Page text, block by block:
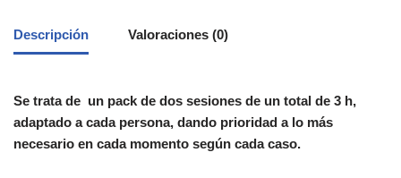
Descripción Valoraciones (0)
Se trata de un pack de dos sesiones de un total de 3 h,
adaptado a cada persona, dando prioridad a lo más
necesario en cada momento según cada caso.